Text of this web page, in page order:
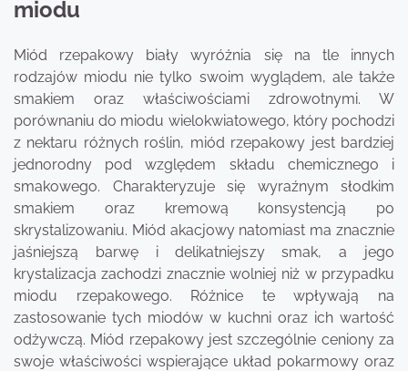
miodu
Miód rzepakowy biały wyróżnia się na tle innych
rodzajów miodu nie tylko swoim wyglądem, ale także
smakiem oraz właściwościami zdrowotnymi. W
porównaniu do miodu wielokwiatowego, który pochodzi
z nektaru różnych roślin, miód rzepakowy jest bardziej
jednorodny pod względem składu chemicznego i
smakowego. Charakteryzuje się wyraźnym słodkim
smakiem oraz kremową konsystencją po
skrystalizowaniu. Miód akacjowy natomiast ma znacznie
jaśniejszą barwę i delikatniejszy smak, a jego
krystalizacja zachodzi znacznie wolniej niż w przypadku
miodu rzepakowego. Różnice te wpływają na
zastosowanie tych miodów w kuchni oraz ich wartość
odżywczą. Miód rzepakowy jest szczególnie ceniony za
swoje właściwości wspierające układ pokarmowy oraz